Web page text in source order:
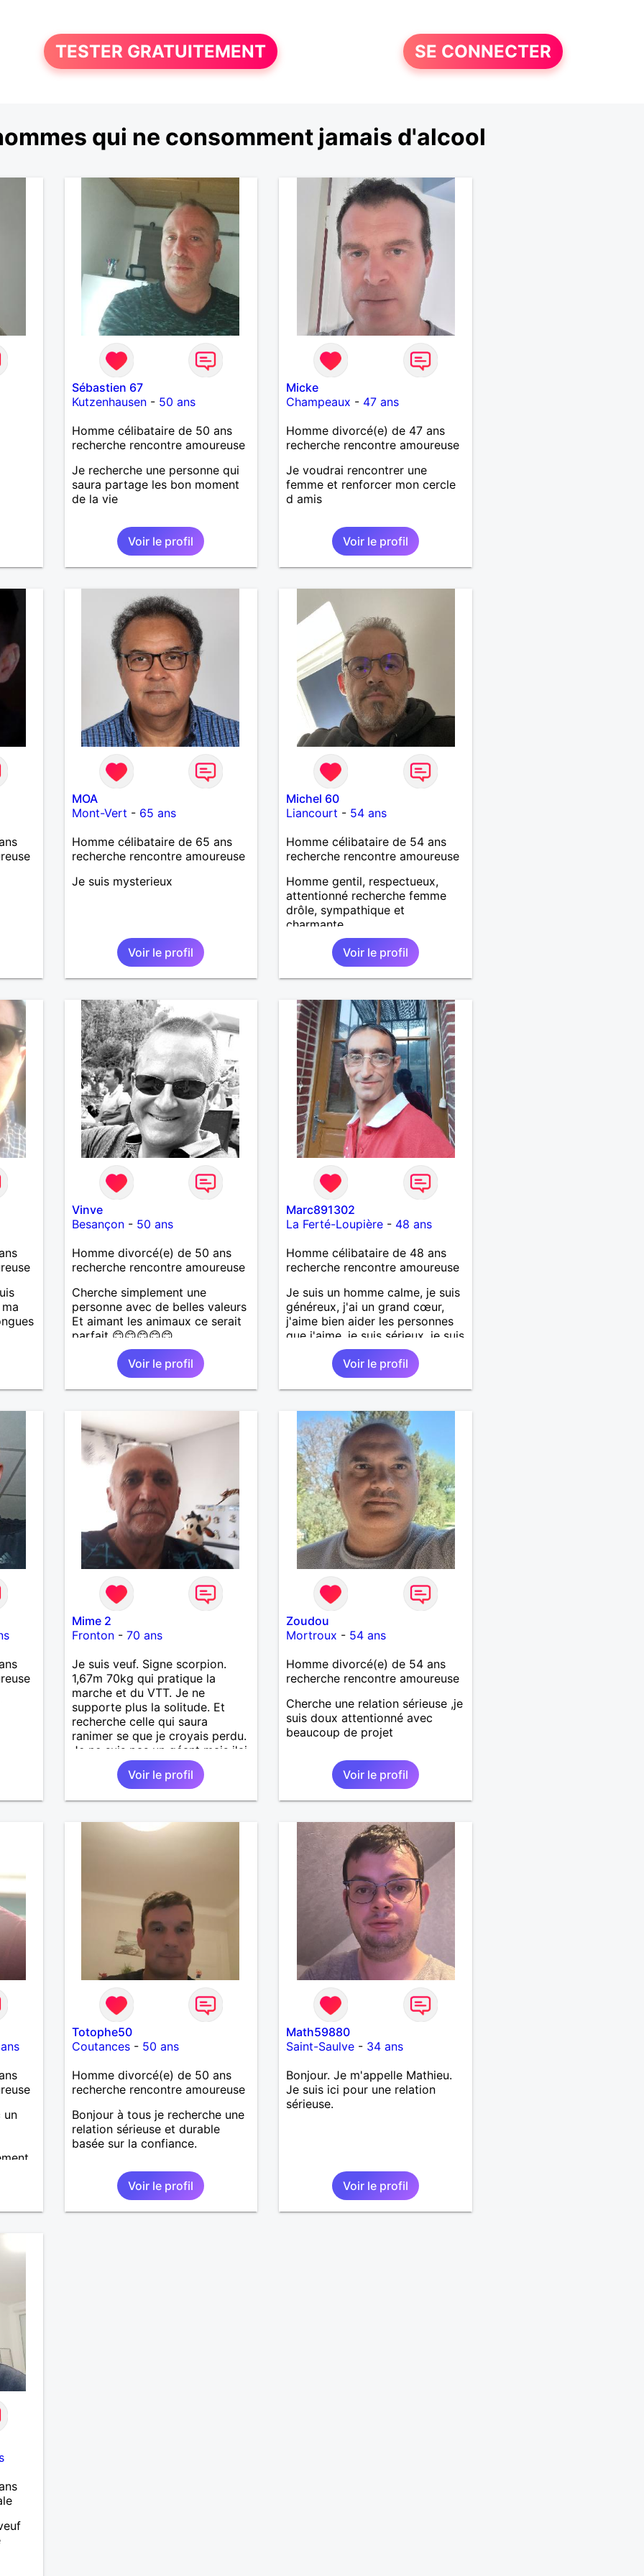
TESTER GRATUITEMENT SE CONNECTER
qui ne consomment jamais d'alcool
Sébastien 67
Kutzenhausen- 50 ans
Homme célibataire de 50 ans
recherche rencontre amoureuse
Je recherche une personne qui
saura partage les bon moment
de la vie
Voir le profil
Micke
Champeaux - 47 ans
Homme divorcé(e) de 47 ans
recherche rencontre amoureuse
Je voudrai rencontrer une
femme et renforcer mon cercle
d amis
Voir le profil
MOA
Mont-Vert - 65 ans
Homme célibataire de 65 ans
recherche rencontre amoureuse
Je suis mysterieux
Voir le profil
Michel 60
Liancourt - 54 ans
Homme célibataire de 54 ans
recherche rencontre amoureuse
Homme gentil, respectueux,
attentionné recherche femme
drôle, sympathique et
charmante
Voir le profil
»
que
et
le
Vinve
Besançon- 50 ans
Homme divorcé(e) de 50 ans
recherche rencontre amoureuse
Cherche simplement une
personne avec de belles valeurs
Et aimant les animaux ce serait
parfait 😊😊😊😊😊
Voir le profil
Marc891302
La Ferté-Loupière - 48 ans
Homme célibataire de 48 ans
recherche rencontre amoureuse
Je suis un homme calme, je suis
généreux, j'ai un grand cœur,
j'aime bien aider les personnes
que j'aime, je suis sérieux, je suis
sincère, je suis honnête, j'aime
pas qu'on joue avec moi et
j'aime pas les mensonges. Je
cherche une relation amoureuse
Voir le profil
Mime 2
Fronton- 70 ans
Je suis veuf. Signe scorpion.
1,67m 70kg qui pratique la
marche et du VTT. Je ne
supporte plus la solitude. Et
recherche celle qui saura
ranimer se que je croyais perdu.
Je ne suis pas un géant mais j'ai
un gros coeur. Je supporte pas
le mensonge l'hypocrisie. J'aime
la franchise et l'honnêteté. Les
contacter moi.
Voir le profil
Zoudou
Mortroux - 54 ans
Homme divorcé(e) de 54 ans
recherche rencontre amoureuse
Cherche une relation sérieuse ,je
suis doux attentionné avec
beaucoup de projet
Voir le profil
un
Totophe50
Coutances- 50 ans
Homme divorcé(e) de 50 ans
recherche rencontre amoureuse
Bonjour à tous je recherche une
relation sérieuse et durable
basée sur la confiance.
Voir le profil
Math59880
Saint-Saulve - 34 ans
Bonjour. Je m'appelle Mathieu.
Je suis ici pour une relation
sérieuse.
Voir le profil